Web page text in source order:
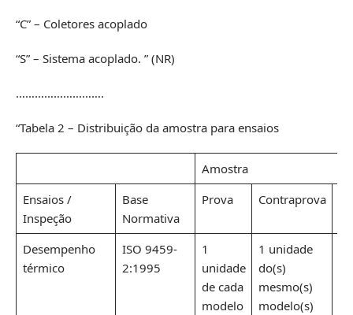
“C” – Coletores acoplado
“S” – Sistema acoplado. ” (NR)
……………………….
“Tabela 2 – Distribuição da amostra para ensaios
Amostra
Ensaios /
Inspeção
Base
Normativa
Prova Contraprova
Desempenho
térmico
ISO 9459-
2:1995
1
unidade
de cada
modelo
1 unidade
do(s)
mesmo(s)
modelo(s)